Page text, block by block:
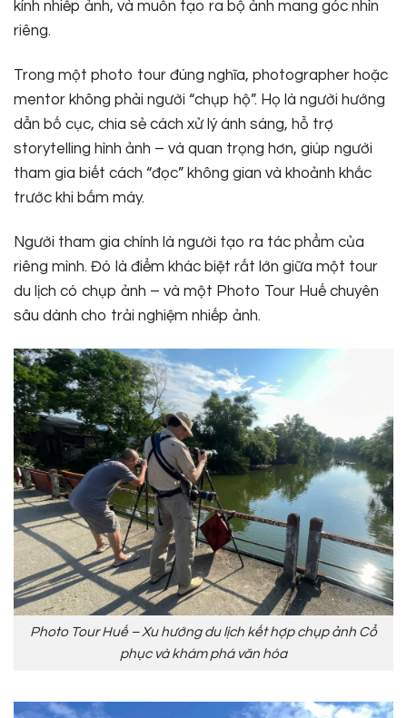
kính nhiếp ảnh, và muốn tạo ra bộ ảnh mang góc nhìn
riêng.
Trong một photo tour đúng nghĩa, photographer hoặc
mentor không phải người “chụp hộ”. Họ là người hướng
dẫn bố cục, chia sẻ cách xử lý ánh sáng, hỗ trợ
storytelling hình ảnh – và quan trọng hơn, giúp người
tham gia biết cách “đọc” không gian và khoảnh khắc
trước khi bấm máy.
Người tham gia chính là người tạo ra tác phẩm của
riêng mình. Đó là điểm khác biệt rất lớn giữa một tour
du lịch có chụp ảnh – và một Photo Tour Huế chuyên
sâu dành cho trải nghiệm nhiếp ảnh.
Photo Tour Huế – Xu hướng du lịch kết hợp chụp ảnh Cổ
phục và khám phá văn hóa